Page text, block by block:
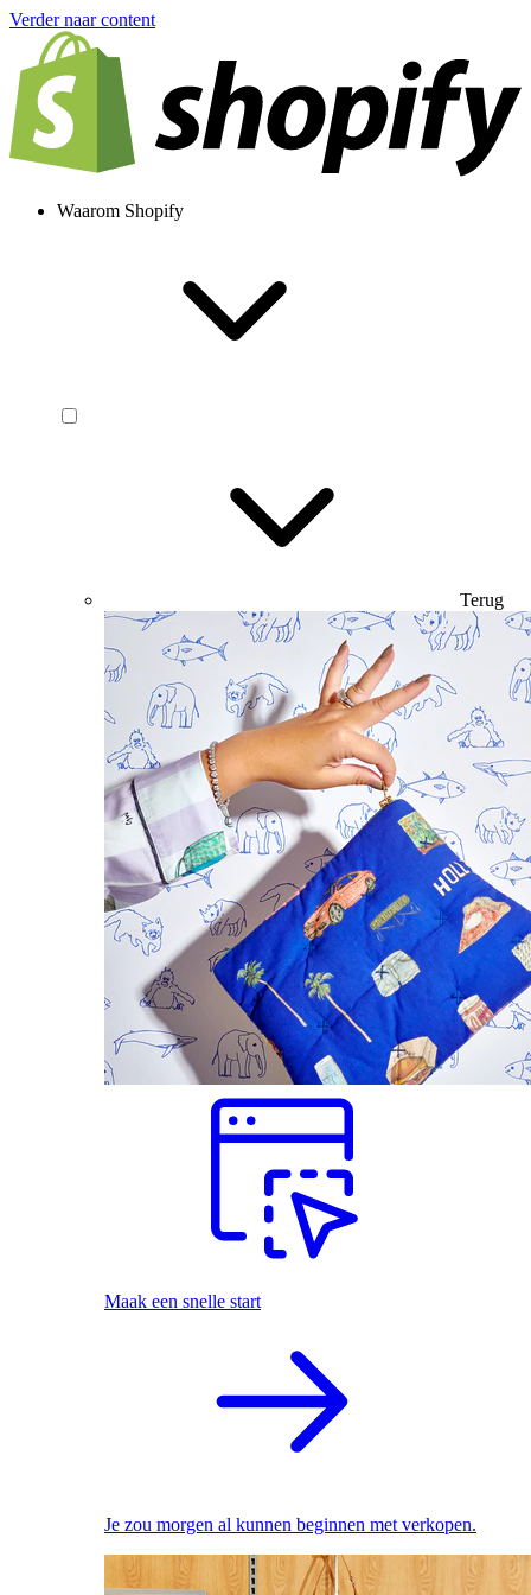
Verder naar content
Waarom Shopify
Terug
Maak een snelle start
Je zou morgen al kunnen beginnen met verkopen.